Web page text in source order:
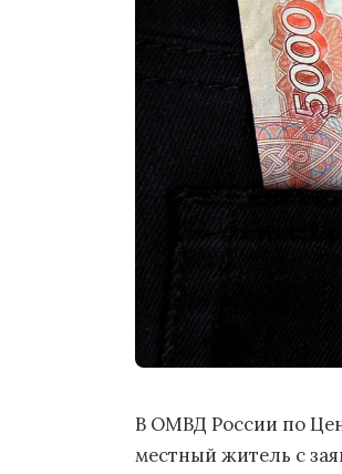
В ОМВД России по
местный житель с